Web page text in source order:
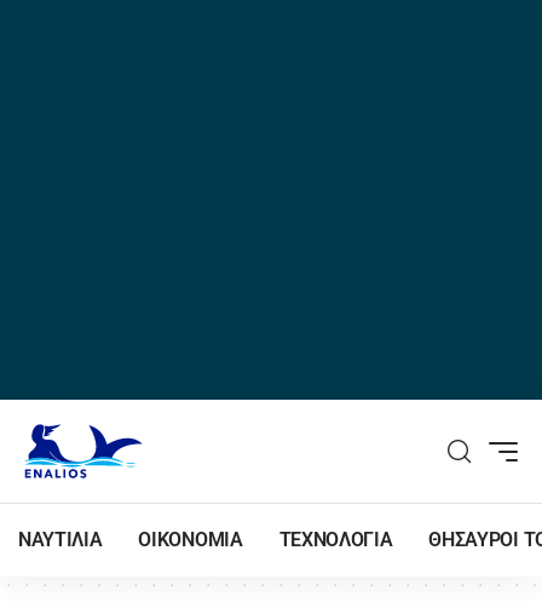
ΝΑΥΤΙΛΙΑ ΟΙΚΟΝΟΜΙΑ ΤΕΧΝΟΛΟΓΙΑ ΘΗΣΑΥΡΟΙ